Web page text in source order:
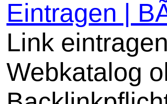
Eintragen |
Link
Webkatalog